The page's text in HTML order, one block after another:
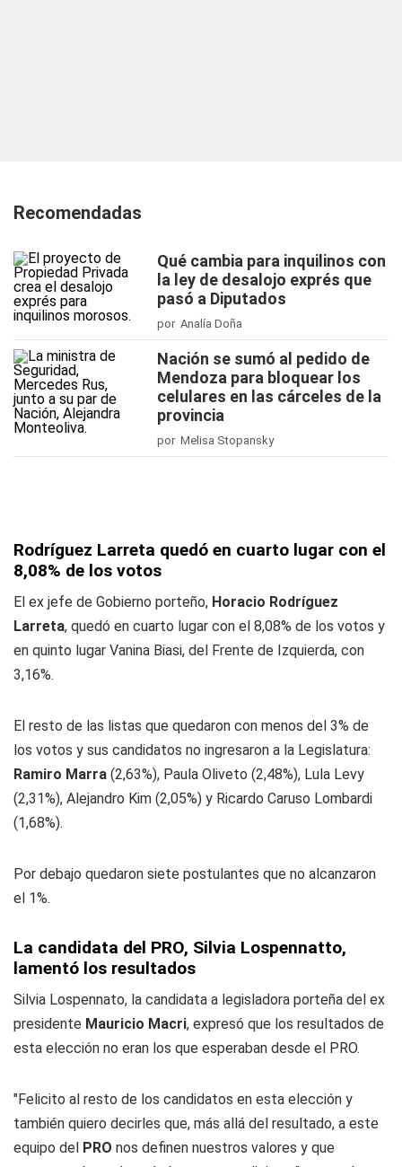
Recomendadas
Qué cambia para inquilinos con
la ley de desalojo exprés que
pasó a Diputados
por Analía Doña
Nación se sumó al pedido de
Mendoza para bloquear los
celulares en las cárceles de la
provincia
por Melisa Stopansky
Rodríguez Larreta quedó en cuarto lugar con el
8,08% de los votos
El ex jefe de Gobierno porteño, Horacio Rodríguez
Larreta, quedó en cuarto lugar con el 8,08% de los votos y
en quinto lugar Vanina Biasi, del Frente de Izquierda, con
3,16%.
El resto de las listas que quedaron con menos del 3% de
los votos y sus candidatos no ingresaron a la Legislatura:
Ramiro Marra (2,63%), Paula Oliveto (2,48%), Lula Levy
(2,31%), Alejandro Kim (2,05%) y Ricardo Caruso Lombardi
(1,68%).
Por debajo quedaron siete postulantes que no alcanzaron
el 1%.
La candidata del PRO, Silvia Lospennatto,
lamentó los resultados
Silvia Lospennato, la candidata a legisladora porteña del ex
presidente Mauricio Macri, expresó que los resultados de
esta elección no eran los que esperaban desde el PRO.
"Felicito al resto de los candidatos en esta elección y
también quiero decirles que, más allá del resultado, a este
equipo del PRO nos definen nuestros valores y que